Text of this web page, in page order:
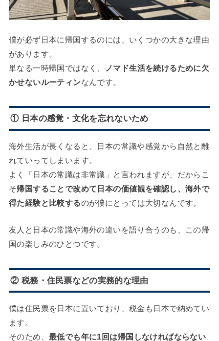
僕が必ず日本に帰国するのには、いくつかの大きな理由
があります。
単なる一時帰国ではなく、
ノマド生活を続けるために欠
かせないルーティンなんです。
① 日本の感覚・文化を忘れないため
海外生活が長くなると、日本の常識や感覚から自然と離
れていってしまいます。
よく「日本の常識は非常識」と言われますが、だからこ
そ帰国することで改めて日本の価値観を確認し、海外で
得た経験と比較するのが僕にとっては大切なんです。
友人と日本の常識や海外の違いを語り合うのも、この帰
国の楽しみのひとつです。
② 税務・住民票などの実務的な理由
僕は住民票を日本に置いており、税金も日本で納めてい
ます。
そのため、 最低でも年に1回は帰国しなければならない